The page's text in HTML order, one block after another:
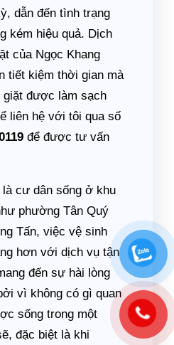
dẫn đến tình trạng
kém hiệu quả. Dịch
của Ngọc Khang
tiết kiệm thời gian mà
giặt được làm sạch
liên hệ với tôi qua số
để được tư vấn
là cư dân sống ở khu
phường Tân Quý
Tấn, việc vệ sinh
hơn với dịch vụ tận
đến sự hài lòng
vì không có gì quan
sống trong một
đặc biệt là khi